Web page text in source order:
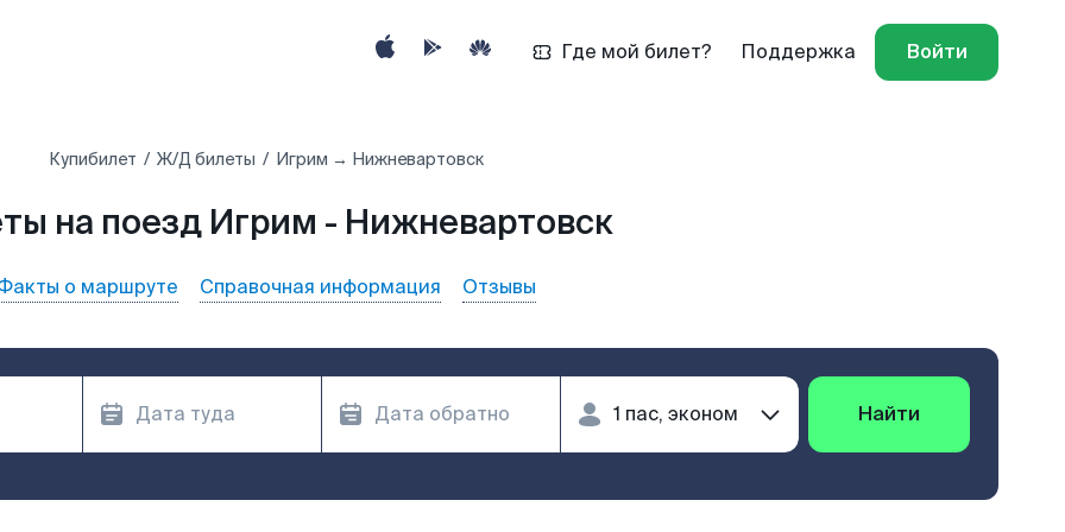
Где мой билет? Поддержка Войти
Купибилет Ж/Д билеты Игрим → Нижневартовск
на поезд Игрим - Нижневартовск
о маршруте Справочная информация Отзывы
Найти